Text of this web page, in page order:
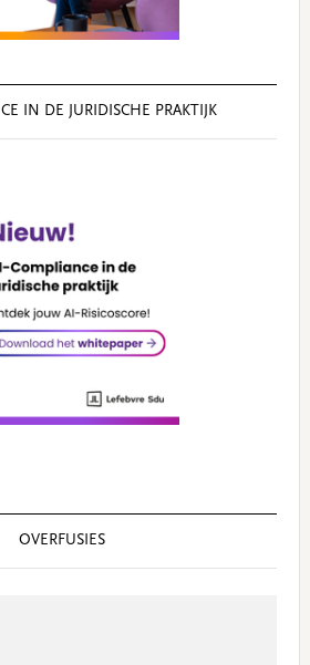
IN DE JURIDISCHE PRAKTIJK
OVERFUSIES